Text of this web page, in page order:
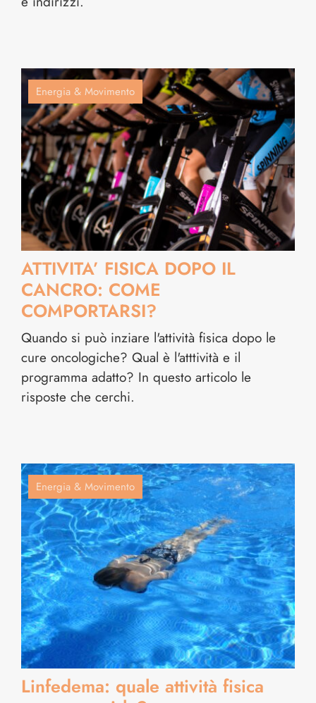
Energia & Movimento
ATTIVITA’ FISICA DOPO IL
CANCRO: COME
COMPORTARSI?
Quando si può inziare l'attività fisica dopo le
cure oncologiche? Qual è l'atttività e il
programma adatto? In questo articolo le
risposte che cerchi.
Energia & Movimento
Linfedema: quale attività fisica